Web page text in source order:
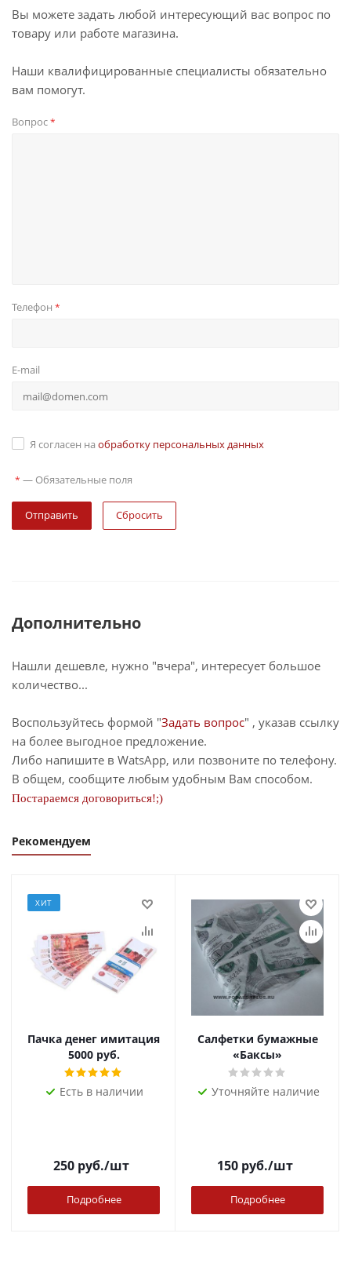
Вы можете задать любой интересующий вас вопрос по
товару или работе магазина.
Наши квалифицированные специалисты обязательно
вам помогут.
Вопрос*
Телефон *
E-mail
Я согласен на обработку персональных данных
* — Обязательные поля
Сбросить
Дополнительно
Нашли дешевле, нужно "вчера", интересует большое
количество...
Воспользуйтесь формой "Задать вопрос" , указав ссылку
на более выгодное предложение.
Либо напишите в WatsApp, или позвоните по телефону.
В общем, сообщите любым удобным Вам способом.
Постараемся договориться!;)
Рекомендуем
ХИТ
Пачка денег имитация
5000 руб.
Есть в наличии
250руб./шт
Подробнее
Салфетки бумажные
«Баксы»
Уточняйте наличие
150руб./шт
Подробнее